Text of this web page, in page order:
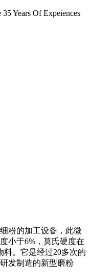
Years Of Expeiences
粉的加工设备，此微
小于6%，莫氏硬度在
料。它是经过20多次的
发制造的新型磨粉